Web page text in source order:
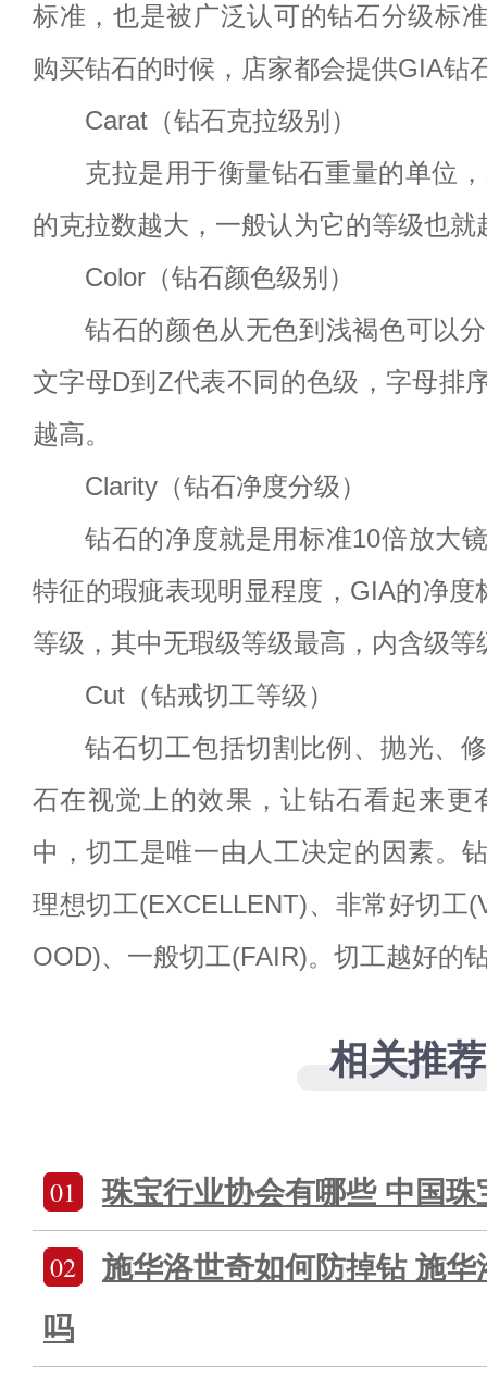
标准，也是被广泛认可的钻石分级标
购买钻石的时候，店家都会提供GIA钻
Carat（钻石克拉级别）
克拉是用于衡量钻石重量的单位
的克拉数越大，一般认为它的等级也就
Color（钻石颜色级别）
钻石的颜色从无色到浅褐色可以
文字母D到Z代表不同的色级，字母排
越高。
Clarity（钻石净度分级）
钻石的净度就是用标准10倍放大
特征的瑕疵表现明显程度，GIA的净度
等级，其中无瑕级等级最高，内含级等
Cut（钻戒切工等级）
钻石切工包括切割比例、抛光、
石在视觉上的效果，让钻石看起来更
中，切工是唯一由人工决定的因素。
理想切工(EXCELLENT)、非常好切工
OOD)、一般切工(FAIR)。切工越好的
相关推荐
01 珠宝行业协会有哪些 中国
02
施华洛世奇如何防掉钻 施
吗